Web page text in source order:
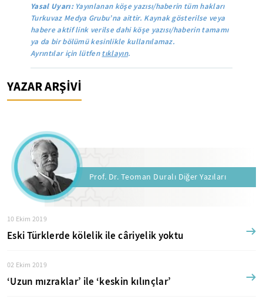
Yasal Uyarı: Yayınlanan köşe yazısı/haberin tüm hakları
Turkuvaz Medya Grubu’na aittir. Kaynak gösterilse veya
habere aktif link verilse dahi köşe yazısı/haberin tamamı
ya da bir bölümü kesinlikle kullanılamaz.
Ayrıntılar için lütfentıklayın.
YAZAR ARŞİVİ
Prof. Dr. Teoman Duralı Diğer Yazıları
10 Ekim 2019
Eski Türklerde kölelik ile câriyelik yoktu
02 Ekim 2019
‘Uzun mızraklar’ ile ‘keskin kılınçlar’